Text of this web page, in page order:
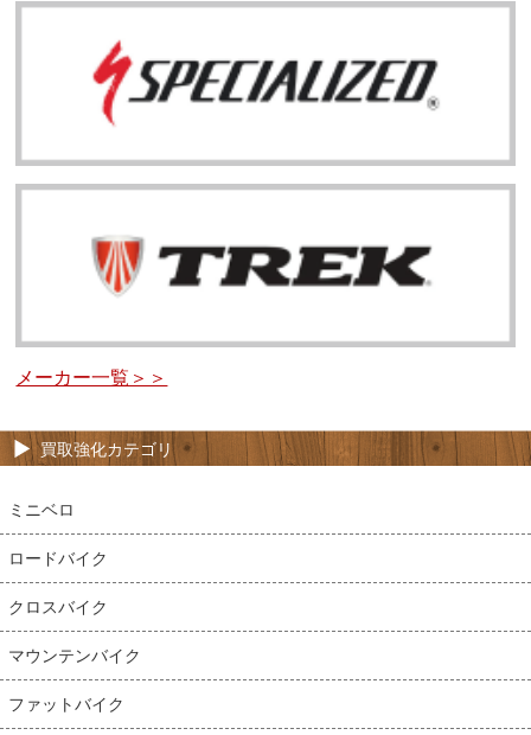
メーカー一覧＞＞
買取強化カテゴリ
ミニベロ
ロードバイク
クロスバイク
マウンテンバイク
ファットバイク